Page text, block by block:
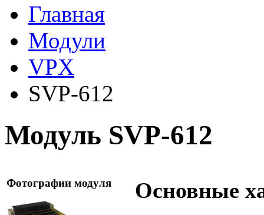
Главная
Модули
VPX
SVP-612
Модуль SVP-612
Фотографии модуля Основные